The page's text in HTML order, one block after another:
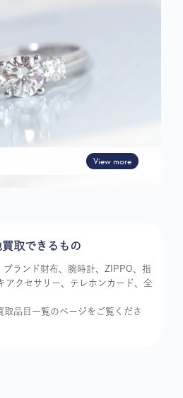
View more
買取できるもの
ブランド財布、腕時計、ZIPPO、指
アクセサリー、テレホンカード、全
品目一覧のページをご覧くださ